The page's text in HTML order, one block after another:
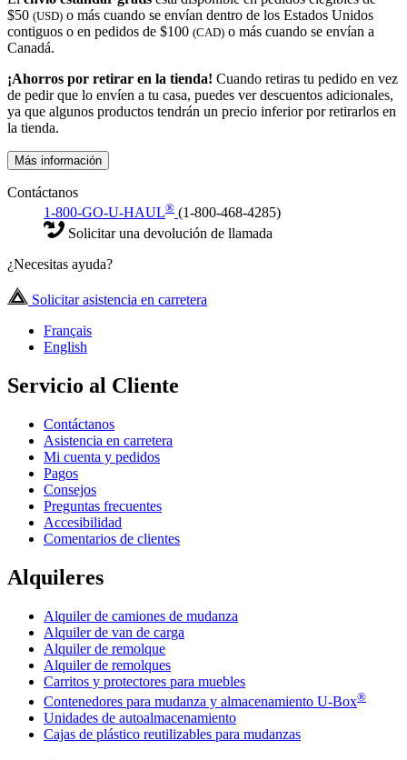
$50 (USD) o más cuando se envían dentro de los Estados Unidos
contiguos o en pedidos de $100 (CAD) o más cuando se envían a
Canadá.
¡Ahorros por retirar en la tienda! Cuando retiras tu pedido en vez
de pedir que lo envíen a tu casa, puedes ver descuentos adicionales,
ya que algunos productos tendrán un precio inferior por retirarlos en
la tienda.
Más información
Contáctanos
1-800-GO-U-HAUL® (1-800-468-4285)
Solicitar una devolución de llamada
¿Necesitas ayuda?
Solicitar asistencia en carretera
Français
English
Servicio al Cliente
Contáctanos
Asistencia en carretera
Mi cuenta y pedidos
Pagos
Consejos
Preguntas frecuentes
Accesibilidad
Comentarios de clientes
Alquileres
Alquiler de camiones de mudanza
Alquiler de van de carga
Alquiler de remolque
Alquiler de remolques
Carritos y protectores para muebles
Contenedores para mudanza y almacenamiento U-Box®
Unidades de autoalmacenamiento
Cajas de plástico reutilizables para mudanzas